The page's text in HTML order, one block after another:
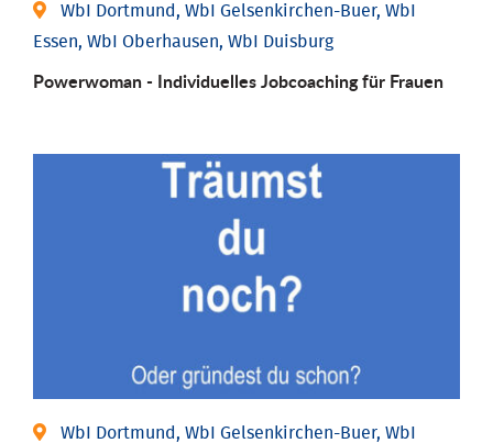
WbI Dortmund, WbI Gelsenkirchen-Buer, WbI
Essen, WbI Oberhausen, WbI Duisburg
Powerwoman - Individu­elles Job­coaching für Frauen
WbI Dortmund, WbI Gelsenkirchen-Buer, WbI